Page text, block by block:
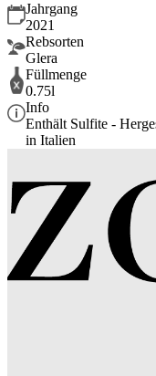
Jahrgang
2021
Rebsorten
Glera
Füllmenge
0.75l
Info
Enthält Sulfite -
in Italien